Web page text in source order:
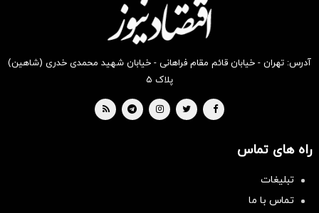
آدرس: تهران - خیابان قائم مقام فراهانی - خیابان شهید محمدی خدری (شاهین)
پلاک ۵
راه های تماس
تبلیغات
تماس با ما